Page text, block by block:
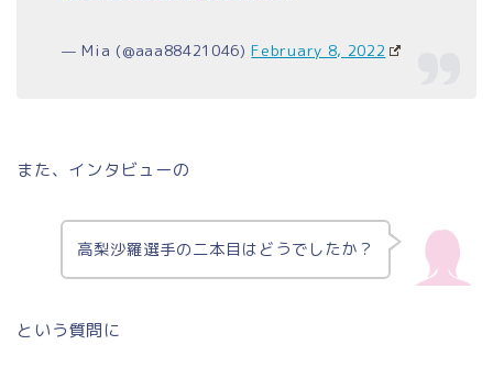
— Mia (@aaa88421046)February 8, 2022
また、インタビューの
高梨沙羅選手の二本目はどうでしたか？
という質問に